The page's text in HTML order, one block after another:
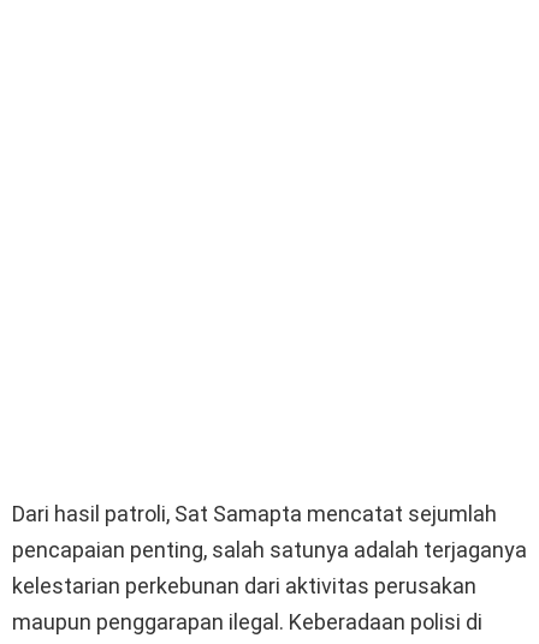
Dari hasil patroli, Sat Samapta mencatat sejumlah
pencapaian penting, salah satunya adalah terjaganya
kelestarian perkebunan dari aktivitas perusakan
maupun penggarapan ilegal. Keberadaan polisi di